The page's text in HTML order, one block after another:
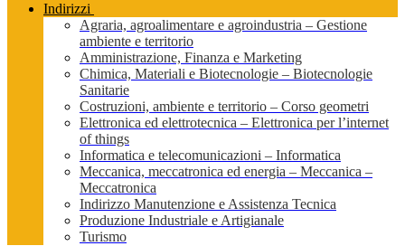
Indirizzi
Agraria, agroalimentare e agroindustria – Gestione
ambiente e territorio
Amministrazione, Finanza e Marketing
Chimica, Materiali e Biotecnologie – Biotecnologie
Sanitarie
Costruzioni, ambiente e territorio – Corso geometri
Elettronica ed elettrotecnica – Elettronica per l’internet
of things
Informatica e telecomunicazioni – Informatica
Meccanica, meccatronica ed energia – Meccanica –
Meccatronica
Indirizzo Manutenzione e Assistenza Tecnica
Produzione Industriale e Artigianale
Turismo